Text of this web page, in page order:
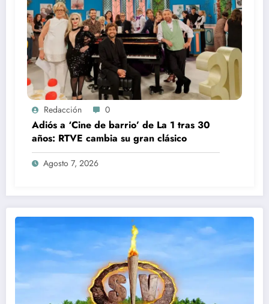
Redacción 0
Adiós a ‘Cine de barrio’ de La 1 tras 30
años: RTVE cambia su gran clásico
Agosto 7, 2026